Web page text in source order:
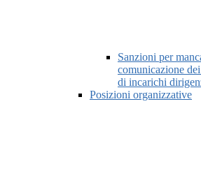
Sanzioni per
comunicazione
di incarichi
Posizioni organizzative